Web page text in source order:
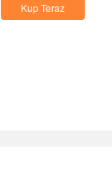
Kup Teraz